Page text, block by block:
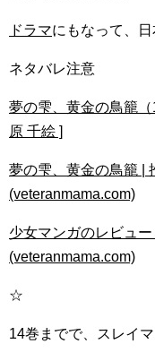
ドラマにもなって、日
ネタバレ注意
夢の雫、黄金の鳥籠
原 千絵 ]
夢の雫、黄金の鳥籠 |
(veteranmama.com)
少女マンガのレビュー
(veteranmama.com)
☆
14巻までで、スレイ